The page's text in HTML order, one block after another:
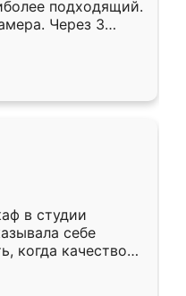
подходящий.
Через 3
Остались
Ренессанс
в студии
себе
когда качеством
кухня уже почти